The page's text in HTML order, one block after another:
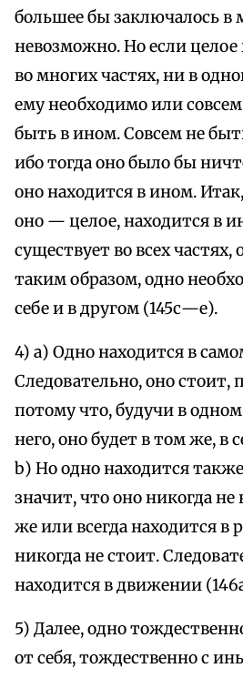
большее бы заключалось в
невозможно. Но если целое
во многих частях, ни в
ему необходимо или
быть в ином. Совсем не
ибо тогда оно было бы
оно находится в ином.
оно — целое, находится в
существует во всех частях,
таким образом, одно
себе и в другом (145с—е).
4) а) Одно находится в
Следовательно, оно стоит,
потому что, будучи в
него, оно будет в том же, в
b) Но одно находится
значит, что оно никогда не
же или всегда находится в
никогда не стоит.
находится в движении
5) Далее, одно
от себя, тождественно с